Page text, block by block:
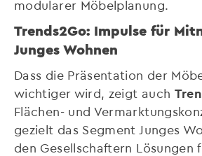
modularer Möbelplanung.
Trends2Go: Impulse für
Junges Wohnen
Dass die Präsentation der
wichtiger wird, zeigt auch
Flächen- und
gezielt das Segment Junges
den Gesellschaftern Lösungen